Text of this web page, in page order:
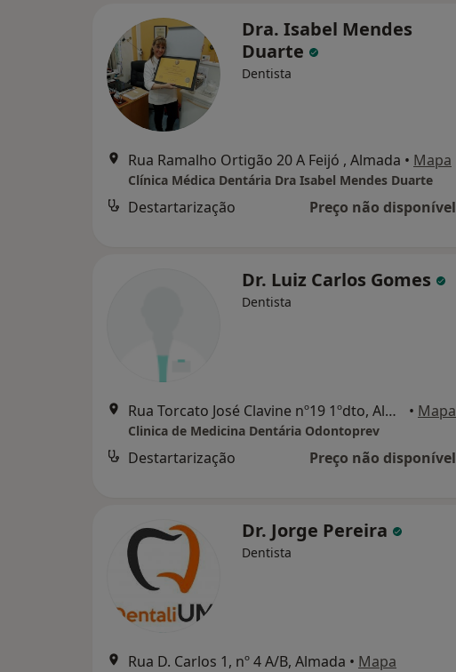
Dra. Isabel Mendes
Duarte
Dentista
Rua Ramalho Ortigão 20 A Feijó , Almada • Mapa
Clínica Médica Dentária Dra Isabel Mendes Duarte
Destartarização Preço não disponível
Dr. Luiz Carlos Gomes
Dentista
Rua Torcato José Clavine nº19 1ºdto, Almada • Mapa
Clinica de Medicina Dentária Odontoprev
Destartarização Preço não disponível
Dr. Jorge Pereira
Dentista
Rua D. Carlos 1, nº 4 A/B, Almada • Mapa